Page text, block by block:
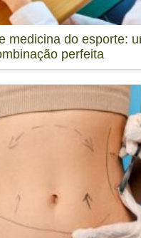
medicina do esporte:
perfeita